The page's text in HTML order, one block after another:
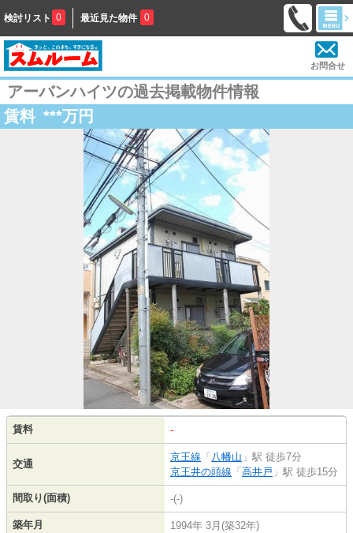
検討リスト 0 最近見た物件 0
お問合せ
アーバンハイツの過去掲載物件情報
賃料 ***万円
賃料 -
交通
京王線 「 八幡山 」駅 徒歩7分
京王井の頭線 「 高井戸 」駅 徒歩15分
間取り(面積) -(-)
築年月 1994年 3月(築32年)